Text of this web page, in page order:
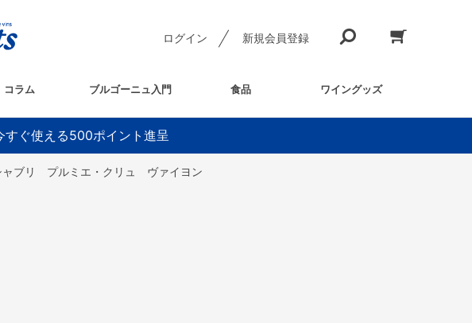
ログイン 新規会員登録
コラム ブルゴーニュ入門 食品 ワイングッズ
すぐ使える500ポイント進呈
ャブリ プルミエ・クリュ ヴァイヨン